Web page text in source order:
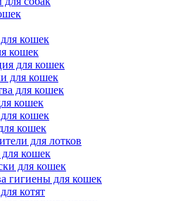
кошек
кошек
для кошек
для кошек
для кошек
кошек
кошек
кошек
для лотков
кошек
для кошек
гигиены для кошек
котят